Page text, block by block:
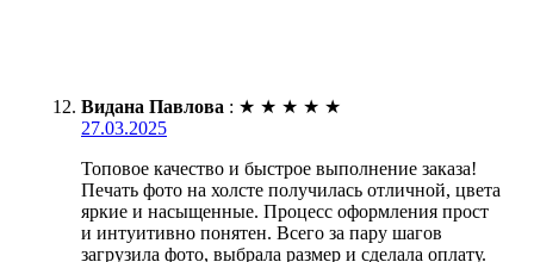
Видана Павлова : ★ ★ ★ ★ ★
27.03.2025
Топовое качество и быстрое выполнение заказа!
Печать фото на холсте получилась отличной, цвета
яркие и насыщенные. Процесс оформления прост
и интуитивно понятен. Всего за пару шагов
загрузила фото, выбрала размер и сделала оплату.